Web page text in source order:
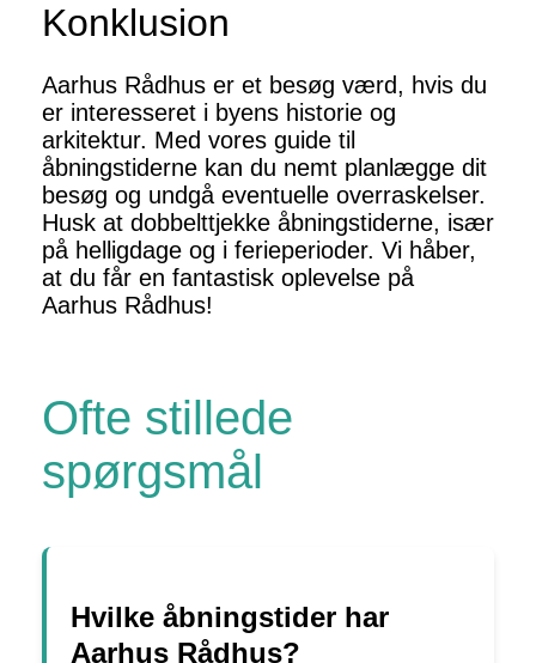
Konklusion
Aarhus Rådhus er et besøg værd, hvis du
er interesseret i byens historie og
arkitektur. Med vores guide til
åbningstiderne kan du nemt planlægge dit
besøg og undgå eventuelle overraskelser.
Husk at dobbelttjekke åbningstiderne, især
på helligdage og i ferieperioder. Vi håber,
at du får en fantastisk oplevelse på
Aarhus Rådhus!
Ofte stillede
spørgsmål
Hvilke åbningstider har
Aarhus Rådhus?